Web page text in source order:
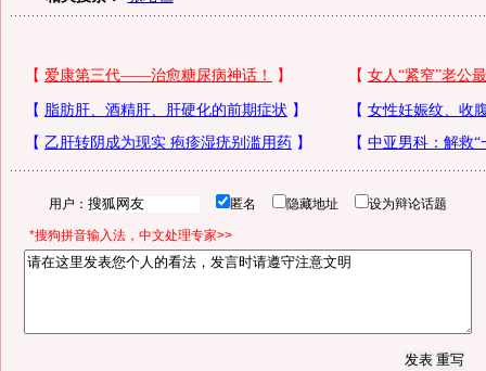
用户： 匿名 隐藏地址 设为辩论话题
*搜狗拼音输入法，中文处理专家>>